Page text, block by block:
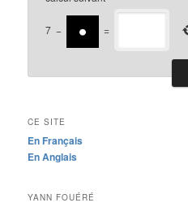
7 − =
CE SITE
En Français
En Anglais
YANN FOUÉRÉ